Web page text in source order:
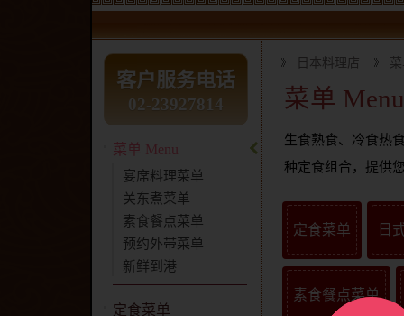
客户服务电话
02-23927814
菜单 Menu
宴席料理菜单
关东煮菜单
素食餐点菜单
预约外带菜单
新鲜到港
定食菜单
日本料理店
菜单 Menu
生食熟食、冷食热
种定食组合，提供
定食菜单 日
素食餐点菜单